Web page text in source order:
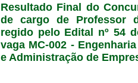
Resultado Final do
de cargo de Professor
regido pelo Edital nº 54
vaga MC-002 -
e Administração de